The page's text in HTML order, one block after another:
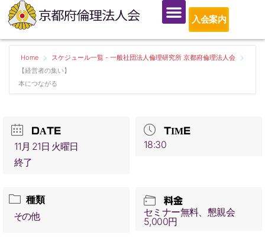
入会案内
Home
スケジュール一覧 - 一般社団法人倫理研究所 京都府倫理法人会
【経営者の集い】
本につながる
DATE
11月 21日 火曜日
終了
TIME
18:30
種類
その他
料金
セミナー無料、懇親会
5,000円